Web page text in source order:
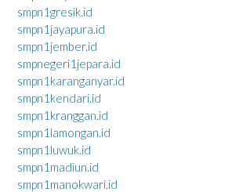
smpn1gresik.id
smpn1jayapura.id
smpn1jember.id
smpnegeri1jepara.id
smpn1karanganyar.id
smpn1kendari.id
smpn1kranggan.id
smpn1lamongan.id
smpn1luwuk.id
smpn1madiun.id
smpn1manokwari.id